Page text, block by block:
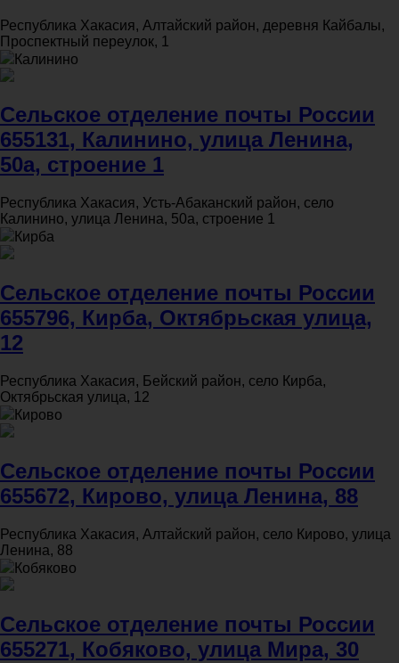
Республика Хакасия, Алтайский район, деревня Кайбалы,
Проспектный переулок, 1
Калинино
Сельское отделение почты России
655131, Калинино, улица Ленина,
50а, строение 1
Республика Хакасия, Усть-Абаканский район, село
Калинино, улица Ленина, 50а, строение 1
Кирба
Сельское отделение почты России
655796, Кирба, Октябрьская улица,
12
Республика Хакасия, Бейский район, село Кирба,
Октябрьская улица, 12
Кирово
Сельское отделение почты России
655672, Кирово, улица Ленина, 88
Республика Хакасия, Алтайский район, село Кирово, улица
Ленина, 88
Кобяково
Сельское отделение почты России
655271, Кобяково, улица Мира, 30